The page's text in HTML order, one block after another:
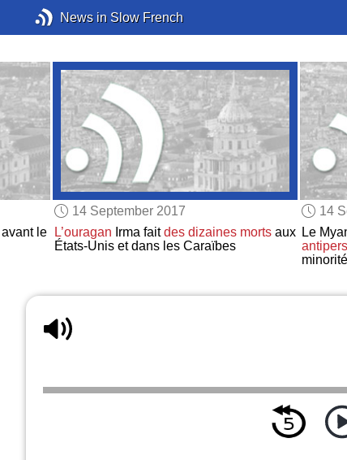
News in Slow French
avant le
14 September 2017
L’ouragan Irma faitdes dizaines mortsaux
États-Unis et dans les Caraïbes
14
Le